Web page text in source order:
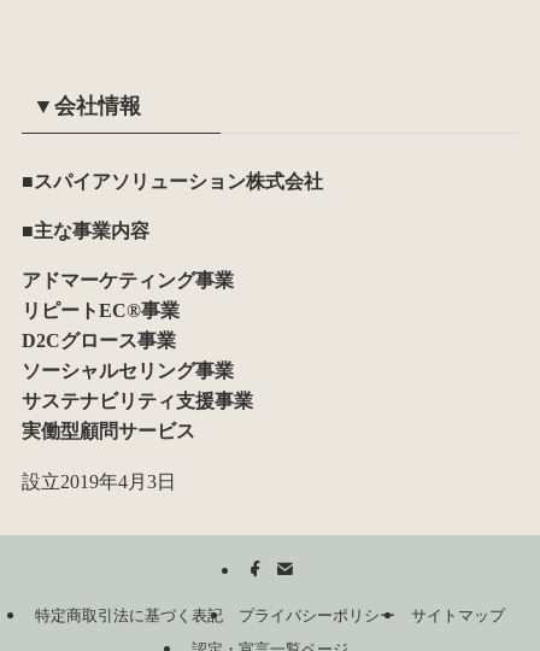
▼会社情報
■スパイアソリューション株式会社
■主な事業内容
アドマーケティング事業
リピートEC®事業
D2Cグロース事業
ソーシャルセリング事業
サステナビリティ支援事業
実働型顧問サービス
設立2019年4月3日
特定商取引法に基づく表記 プライバシーポリシー
サイトマップ